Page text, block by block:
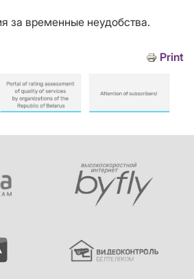
за временные неудобства.
Print